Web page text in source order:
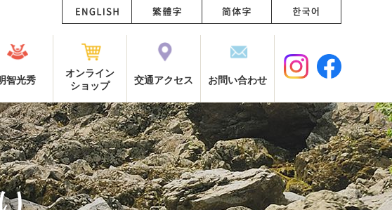
智光秀
オンライン
ショップ
交通アクセス お問い合わせ